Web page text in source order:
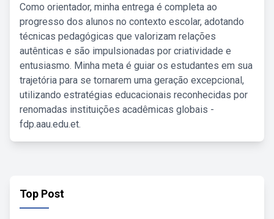
Como orientador, minha entrega é completa ao
progresso dos alunos no contexto escolar, adotando
técnicas pedagógicas que valorizam relações
autênticas e são impulsionadas por criatividade e
entusiasmo. Minha meta é guiar os estudantes em sua
trajetória para se tornarem uma geração excepcional,
utilizando estratégias educacionais reconhecidas por
renomadas instituições acadêmicas globais -
fdp.aau.edu.et.
Top Post